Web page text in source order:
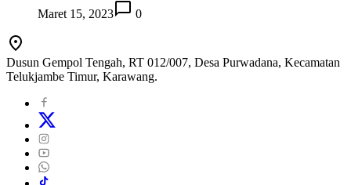
Maret 15, 2023
0
Dusun Gempol Tengah, RT 012/007, Desa Purwadana, Kecamatan
Telukjambe Timur, Karawang.